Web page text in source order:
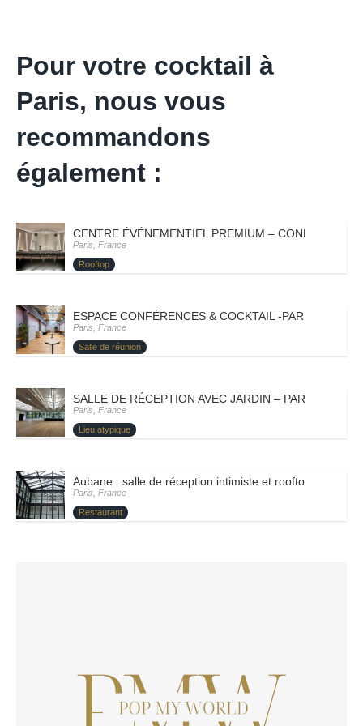
Pour votre cocktail à
Paris, nous vous
recommandons
également :
CENTRE ÉVÉNEMENTIEL PREMIUM –
Paris, France
Rooftop
ESPACE CONFÉRENCES & COCKTAIL -PARIS – XIII –
Paris, France
Salle de réunion
SALLE DE RÉCEPTION AVEC JARDIN – PARIS XII-
Paris, France
Lieu atypique
Aubane : salle de réception intimiste et rooftop
Paris, France
Restaurant